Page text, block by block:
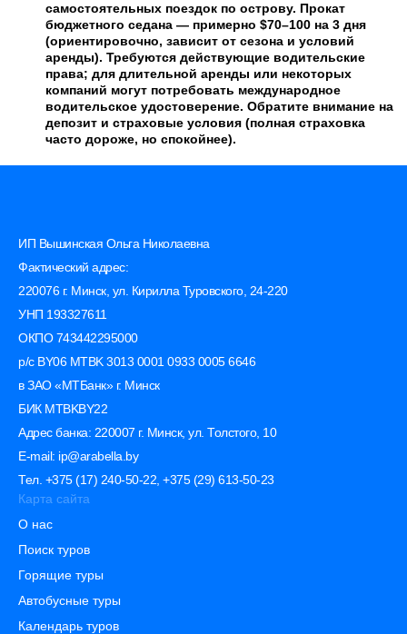
самостоятельных поездок по острову. Прокат
бюджетного седана — примерно $70–100 на 3 дня
(ориентировочно, зависит от сезона и условий
аренды). Требуются действующие водительские
права; для длительной аренды или некоторых
компаний могут потребовать международное
водительское удостоверение. Обратите внимание на
депозит и страховые условия (полная страховка
часто дороже, но спокойнее).
ИП Вышинская Ольга Николаевна
Фактический адрес:
220076 г. Минск, ул. Кирилла Туровского, 24-220
УНП 193327611
ОКПО 743442295000
р/с BY06 MTBK 3013 0001 0933 0005 6646
в ЗАО «МТБанк» г. Минск
БИК MTBKBY22
Адрес банка: 220007 г. Минск, ул. Толстого, 10
E-mail: ip@arabella.by
Тел. +375 (17) 240-50-22, +375 (29) 613-50-23
Карта сайта
О нас
Поиск туров
Горящие туры
Автобусные туры
Календарь туров